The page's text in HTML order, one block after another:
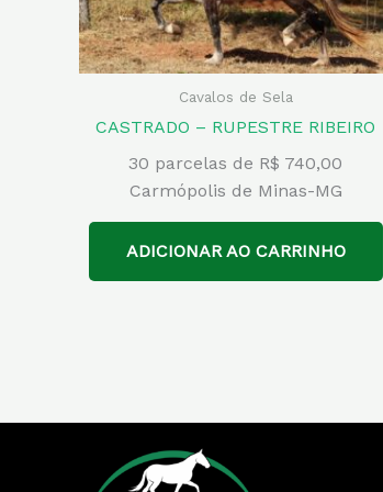
Cavalos de Sela
CASTRADO – RUPESTRE RIBEIRO
30 parcelas de R$ 740,00
Carmópolis de Minas-MG
ADICIONAR AO CARRINHO